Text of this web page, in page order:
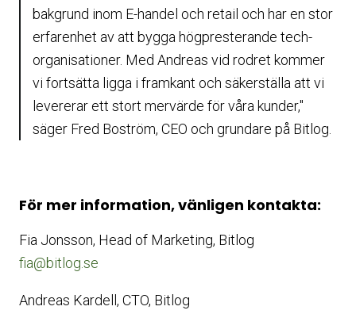
bakgrund inom E-handel och retail och har en stor
erfarenhet av att bygga högpresterande tech-
organisationer. Med Andreas vid rodret kommer
vi fortsätta ligga i framkant och säkerställa att vi
levererar ett stort mervärde för våra kunder,"
säger Fred Boström, CEO och grundare på Bitlog.
För mer information, vänligen kontakta:
Fia Jonsson, Head of Marketing, Bitlog
fia@bitlog.se
Andreas Kardell, CTO, Bitlog